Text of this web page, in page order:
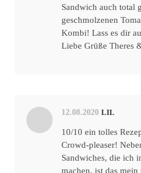
Sandwich auch total
geschmolzenen
Kombi! Lass es dir
Liebe Grüße Theres
12.08.2020 LIL
10/10 ein tolles
Crowd-pleaser!
Sandwiches, die ich
machen, ist das